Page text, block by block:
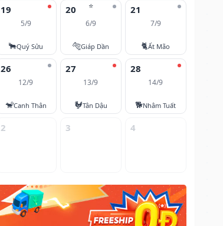
19
5/9
🐂Quý Sửu
⭐
20
6/9
🐅Giáp Dần
21
7/9
🐈Ất Mão
26
12/9
🐒Canh Thân
27
13/9
🐓Tân Dậu
28
14/9
🐕Nhâm Tuất
2 3 4